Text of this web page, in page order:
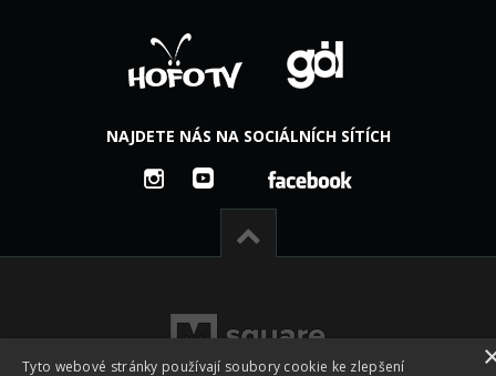
NAJDETE NÁS NA SOCIÁLNÍCH SÍTÍCH
Tyto webové stránky používají soubory cookie ke zlepšení